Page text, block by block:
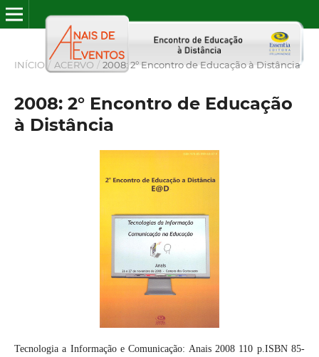
INÍCIO / ACERVO / 2008: 2° Encontro de Educação à Distância
2008: 2° Encontro de Educação
à Distância
Tecnologia a Informação e Comunicação: Anais 2008 110 p.ISBN 85-